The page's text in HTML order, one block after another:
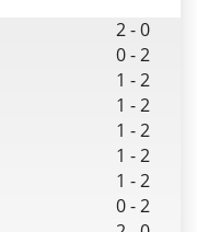
2-0
0-2
1 -2
1 -2
1 -2
1 -2
1 -2
0-2